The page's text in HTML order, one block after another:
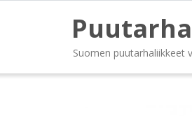
Suomen puutarhaliikkeet